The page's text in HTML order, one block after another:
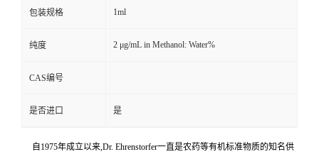
包装规格 1ml
纯度 2 μg/mL in Methanol: Water%
CAS编号
是否进口 是
自1975年成立以来,Dr. Ehrenstorfer一直是农药等有机标准物质的知名供